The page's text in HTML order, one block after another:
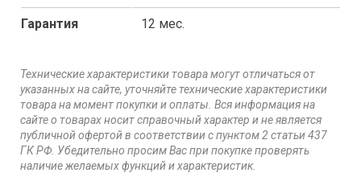
Гарантия 12 мес.
Технические характеристики товара могут отличаться от
указанных на сайте, уточняйте технические характеристики
товара на момент покупки и оплаты. Вся информация на
сайте о товарах носит справочный характер и не является
публичной офертой в соответствии с пунктом 2 статьи 437
ГК РФ. Убедительно просим Вас при покупке проверять
наличие желаемых функций и характеристик.